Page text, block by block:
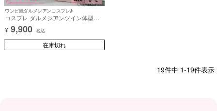
ワンピ風ダルメシアンコスプレ♪
コスプレ ダルメシアンツイン体型カ
バーフレアスカートガーリー犬アニマ
ル [6点セット] (トップス/チョーカー/
スカート/カチューシャ/マスク/グロー
ブ)【ハロウィン】[tk-hwbl001]
¥ 9,900 税込
在庫切れ
19件中 1-19件表示